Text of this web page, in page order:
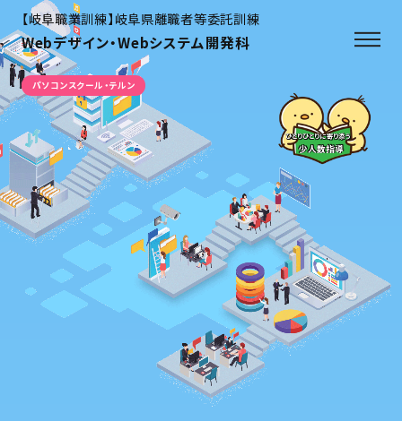
【岐阜職業訓練】岐阜県離職者等委託訓練
Webデザイン・Webシステム開発科
パソコンスクール・テルン
ひとりひとりに寄り添う
少人数指導